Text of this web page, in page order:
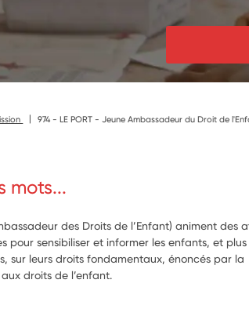
974 - LE PORT - Jeune Ambassadeur du Droit de
mots...
des Droits de l’Enfant) animent des
pour sensibiliser et informer les enfants, et plus
sur leurs droits fondamentaux, énoncés par la
droits de l’enfant.